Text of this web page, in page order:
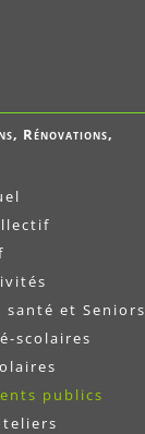
Rénovations,
santé et Seniors
scolaires
publics